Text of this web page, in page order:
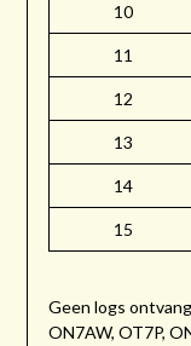
10
11
12
13
14
15
Geen logs
ON7AW, OT7P,